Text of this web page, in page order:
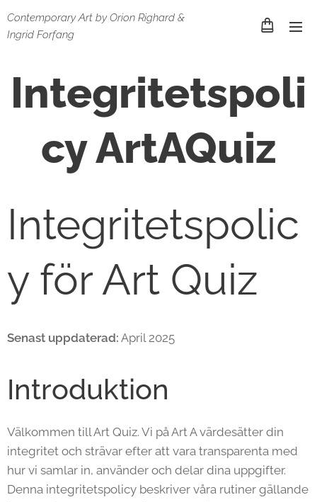
Contemporary Art by Orion Righard &
Ingrid Forfang
Integritetspoli
cy ArtAQuiz
Integritetspolic
y för Art Quiz
Senast uppdaterad: April 2025
Introduktion
Välkommen till Art Quiz. Vi på Art A värdesätter din
integritet och strävar efter att vara transparenta med
hur vi samlar in, använder och delar dina uppgifter.
Denna integritetspolicy beskriver våra rutiner gällande